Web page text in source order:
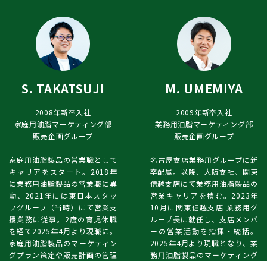
S. TAKATSUJI
2008年新卒入社
家庭用油脂マーケティング部
販売企画グループ
家庭用油脂製品の営業職として
キャリアをスタート。2018年
に業務用油脂製品の営業職に異
動、2021年には東日本スタッ
フグループ（当時）にて営業支
援業務に従事。2度の育児休職
を経て2025年4月より現職に。
家庭用油脂製品のマーケティン
グプラン策定や販売計画の管理
M. UMEMIYA
2009年新卒入社
業務用油脂マーケティング部
販売企画グループ
名古屋支店業務用グループに新
卒配属。以降、大阪支社、関東
信越支店にて業務用油脂製品の
営業キャリアを積む。2023年
10月に関東信越支店 業務用グ
ループ長に就任し、支店メンバ
ーの営業活動を指揮・統括。
2025年4月より現職となり、業
務用油脂製品のマーケティング